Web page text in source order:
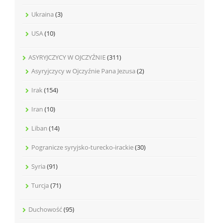
Ukraina (3)
USA(10)
ASYRYJCZYCY W OJCZYŹNIE(311)
Asyryjczycy w Ojczyźnie Pana Jezusa (2)
Irak(154)
Iran (10)
Liban (14)
Pogranicze syryjsko-turecko-irackie(30)
Syria (91)
Turcja (71)
Duchowość(95)